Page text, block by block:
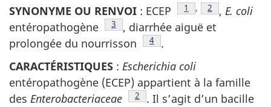
SYNONYME OU RENVOI : ECEP Note de bas de page
1 , Note de bas
2 , E. coli
entéropathogène
Note de bas de page
3
, diarrhée aiguë et
prolongée du nourrisson
Note de bas de page
4
.
CARACTÉRISTIQUES : Escherichia coli
entéropathogène (ECEP) appartient à la famille
des Enterobacteriaceae Note de bas de page
2
. Il s’agit d’un bacille